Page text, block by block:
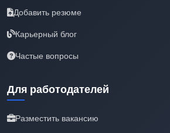
Добавить резюме
Карьерный блог
Частые вопросы
Для работодателей
Разместить вакансию